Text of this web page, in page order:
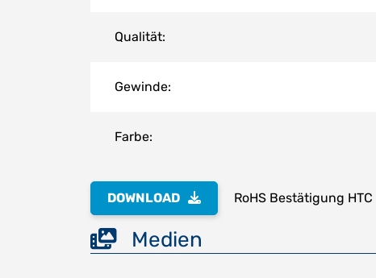
Qualität:
Gewinde:
Farbe:
DOWNLOAD RoHS Bestätigung HTC
Medien